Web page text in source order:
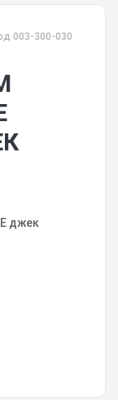
003-300-030
джек